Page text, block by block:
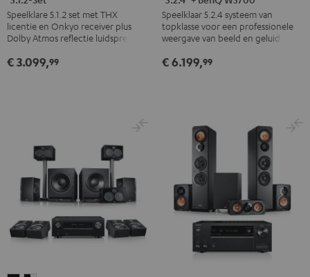
voor
Dolby
"5.1.2-
voor
Dolby
"5.1.2-
voor
Dolby
"5.1.2-
voor
Dolby
Speelklare 5.1.2 set met THX
licentie en Onkyo receiver plus
Dolby Atmos reflectie luidsprekers
€ 3.099,99
AVR
Dolby
"5.2.4"
Zwart
Speelklaar 5.2.4 systeem van
topklasse voor een professionele
weergave van beeld en geluid
€ 6.199,99